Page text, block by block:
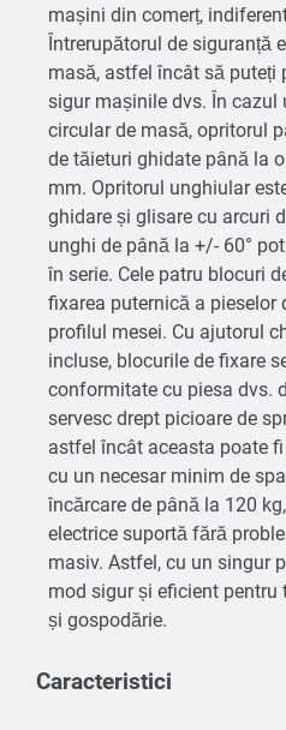
mașini din comerț,
Întrerupătorul de siguranță
masă, astfel încât să puteți
sigur mașinile dvs. În
circular de masă, opritorul
de tăieturi ghidate până la
mm. Opritorul unghiular
ghidare și glisare cu arcuri
unghi de până la +/- 60°
în serie. Cele patru blocuri
fixarea puternică a pieselor
profilul mesei. Cu ajutorul
incluse, blocurile de fixare
conformitate cu piesa dvs.
servesc drept picioare de
astfel încât aceasta poate
cu un necesar minim de
încărcare de până la 120
electrice suportă fără
masiv. Astfel, cu un singur
mod sigur și eficient
și gospodărie.
Caracteristici